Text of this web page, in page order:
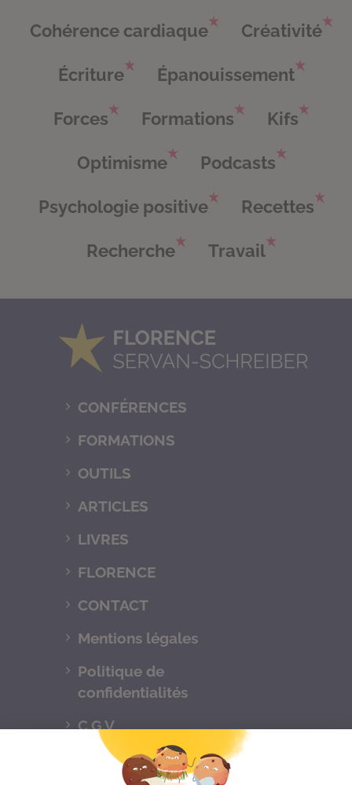
Cohérence cardiaque Créativité
Écriture Épanouissement
Forces Formations Kifs
Optimisme Podcasts
Psychologie positive Recettes
Recherche Travail
CONFÉRENCES
FORMATIONS
OUTILS
ARTICLES
LIVRES
FLORENCE
CONTACT
Mentions légales
Politique de
confidentialités
C.G.V
Suivez-nous